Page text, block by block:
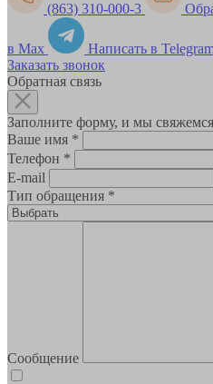
(863) 310-000-3
в Max
Написать в
Заказать звонок
Обратная связь
Заполните форму, и мы
Ваше имя *
Телефон *
E-mail
Тип обращения *
Сообщение